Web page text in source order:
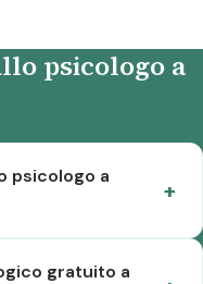
psicologo a
psicologo a
gratuito a